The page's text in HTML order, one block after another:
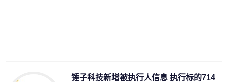
锤子科技新增被执行人信息 执行标的714